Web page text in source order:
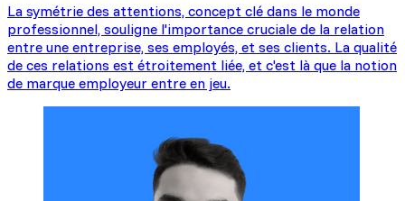
La symétrie des attentions, concept clé dans le monde
professionnel, souligne l'importance cruciale de la relation
entre une entreprise, ses employés, et ses clients. La qualité
de ces relations est étroitement liée, et c'est là que la notion
de marque employeur entre en jeu.